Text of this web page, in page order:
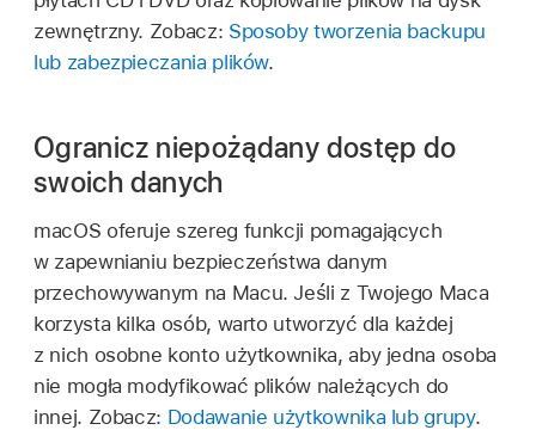
zewnętrzny. Zobacz: Sposoby tworzenia backupu
lub zabezpieczania plików.
Ogranicz niepożądany dostęp do
swoich danych
macOS oferuje szereg funkcji pomagających
w zapewnianiu bezpieczeństwa danym
przechowywanym na Macu. Jeśli z Twojego Maca
korzysta kilka osób, warto utworzyć dla każdej
z nich osobne konto użytkownika, aby jedna osoba
nie mogła modyfikować plików należących do
innej. Zobacz: Dodawanie użytkownika lub grupy.